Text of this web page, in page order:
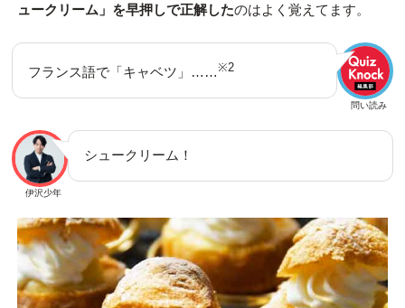
ュークリーム」を早押しで正解したのはよく覚えてます。
問い読み
フランス語で「キャベツ」……※2
伊沢少年
シュークリーム！